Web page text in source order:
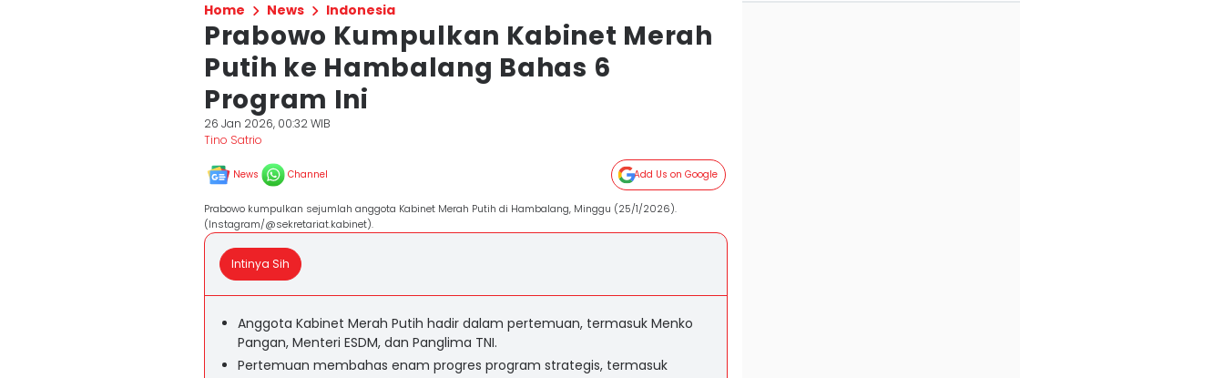
Home News Indonesia
Prabowo Kumpulkan Kabinet Merah
Putih ke Hambalang Bahas 6
Program Ini
26 Jan 2026, 00:32 WIB
Tino Satrio
News Channel Add Us on Google
Prabowo kumpulkan sejumlah anggota Kabinet Merah Putih di Hambalang, Minggu (25/1/2026).
(Instagram/@sekretariat.kabinet).
Intinya Sih
Anggota Kabinet Merah Putih hadir dalam pertemuan, termasuk Menko
Pangan, Menteri ESDM, dan Panglima TNI.
Pertemuan membahas enam progres program strategis, termasuk